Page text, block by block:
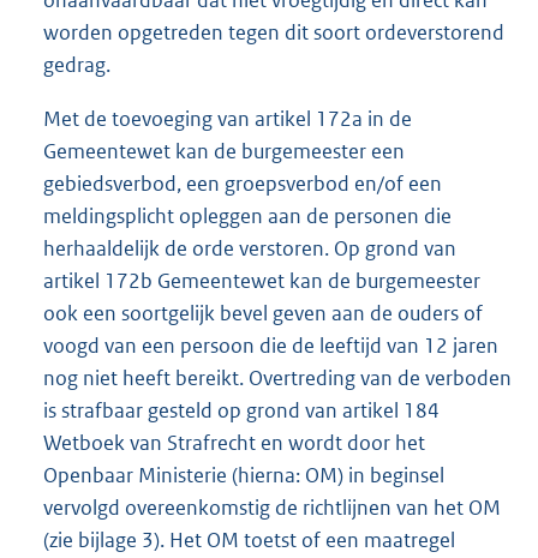
worden opgetreden tegen dit soort ordeverstorend
gedrag.
Met de toevoeging van artikel 172a in de
Gemeentewet kan de burgemeester een
gebiedsverbod, een groepsverbod en/of een
meldingsplicht opleggen aan de personen die
herhaaldelijk de orde verstoren. Op grond van
artikel 172b Gemeentewet kan de burgemeester
ook een soortgelijk bevel geven aan de ouders of
voogd van een persoon die de leeftijd van 12 jaren
nog niet heeft bereikt. Overtreding van de verboden
is strafbaar gesteld op grond van artikel 184
Wetboek van Strafrecht en wordt door het
Openbaar Ministerie (hierna: OM) in beginsel
vervolgd overeenkomstig de richtlijnen van het OM
(zie bijlage 3). Het OM toetst of een maatregel